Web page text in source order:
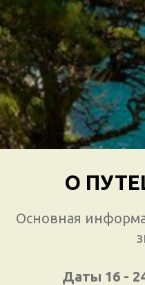
О
Основная
Даты 16 -